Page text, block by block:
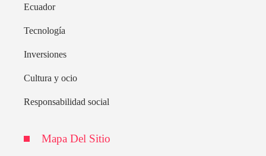
Ecuador
Tecnología
Inversiones
Cultura y ocio
Responsabilidad social
Mapa Del Sitio